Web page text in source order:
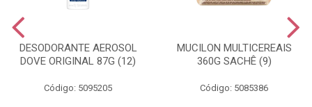
DESODORANTE AEROSOL
DOVE ORIGINAL 87G (12)
Código: 5095205
MUCILON MULTICEREAIS
360G SACHÊ (9)
Código: 5085386